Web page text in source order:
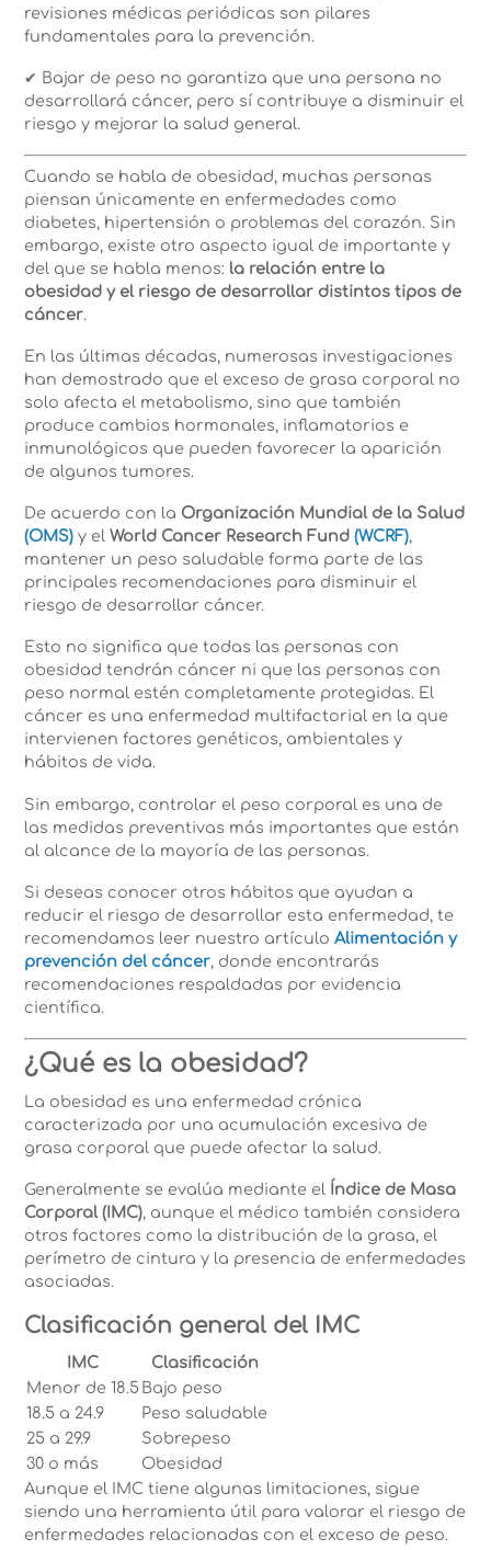
revisiones médicas periódicas son pilares
fundamentales para la prevención.
✔ Bajar de peso no garantiza que una persona no
desarrollará cáncer, pero sí contribuye a disminuir el
riesgo y mejorar la salud general.
Cuando se habla de obesidad, muchas personas
piensan únicamente en enfermedades como
diabetes, hipertensión o problemas del corazón. Sin
embargo, existe otro aspecto igual de importante y
del que se habla menos: la relación entre la
obesidad y el riesgo de desarrollar distintos tipos de
cáncer.
En las últimas décadas, numerosas investigaciones
han demostrado que el exceso de grasa corporal no
solo afecta el metabolismo, sino que también
produce cambios hormonales, inflamatorios e
inmunológicos que pueden favorecer la aparición
de algunos tumores.
De acuerdo con la Organización Mundial de la Salud
(OMS) y elWorld Cancer Research Fund(WCRF),
mantener un peso saludable forma parte de las
principales recomendaciones para disminuir el
riesgo de desarrollar cáncer.
Esto no significa que todas las personas con
obesidad tendrán cáncer ni que las personas con
peso normal estén completamente protegidas. El
cáncer es una enfermedad multifactorial en la que
intervienen factores genéticos, ambientales y
hábitos de vida.
Sin embargo, controlar el peso corporal es una de
las medidas preventivas más importantes que están
al alcance de la mayoría de las personas.
Si deseas conocer otros hábitos que ayudan a
reducir el riesgo de desarrollar esta enfermedad, te
recomendamos leer nuestro artículoAlimentación y
prevención del cáncer, donde encontrarás
recomendaciones respaldadas por evidencia
científica.
¿Qué es la obesidad?
La obesidad es una enfermedad crónica
caracterizada por una acumulación excesiva de
grasa corporal que puede afectar la salud.
Generalmente se evalúa mediante el
Índice de Masa
Corporal (IMC), aunque el médico también considera
otros factores como la distribución de la grasa, el
perímetro de cintura y la presencia de enfermedades
asociadas.
Clasificación general del IMC
IMC
Clasificación
Menor de 18.5 Bajo peso
18.5 a 24.9
Peso saludable
25 a 29.9
Sobrepeso
30 o más
Obesidad
Aunque el IMC tiene algunas limitaciones, sigue
siendo una herramienta útil para valorar el riesgo de
enfermedades relacionadas con el exceso de peso.